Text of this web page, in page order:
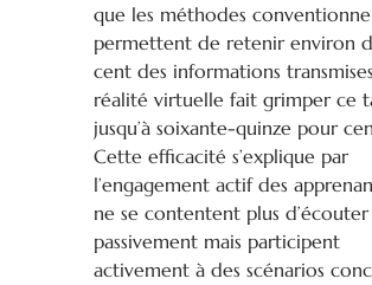
que les méthodes
permettent de retenir environ
cent des informations
réalité virtuelle fait grimper ce
jusqu’à soixante-quinze pour
Cette efficacité s’explique par
l’engagement actif des
ne se contentent plus d’écouter
passivement mais participent
activement à des scénarios